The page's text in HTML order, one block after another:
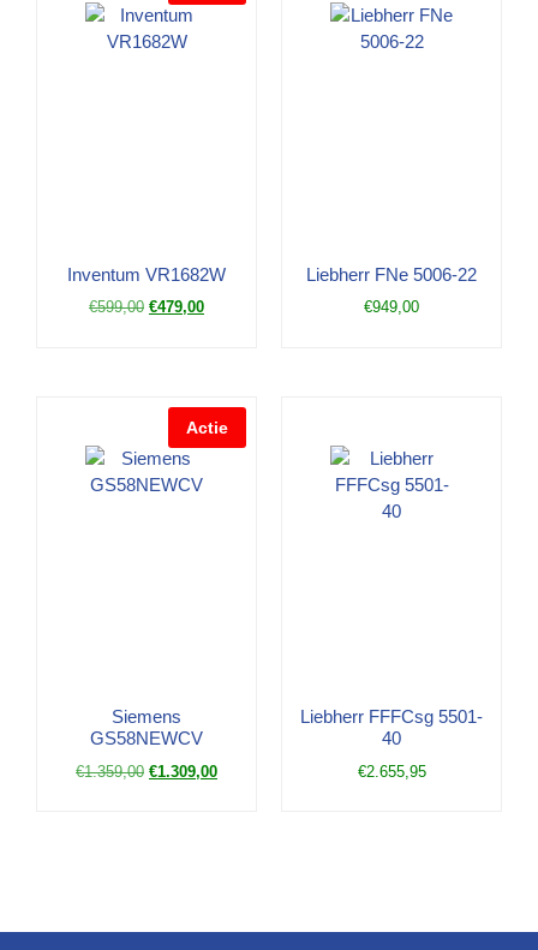
Inventum VR1682W
€599,00 €479,00
Liebherr FNe 5006-22
€949,00
Actie
Siemens
GS58NEWCV
€1.359,00 €1.309,00
Liebherr FFFCsg 5501-
40
€2.655,95